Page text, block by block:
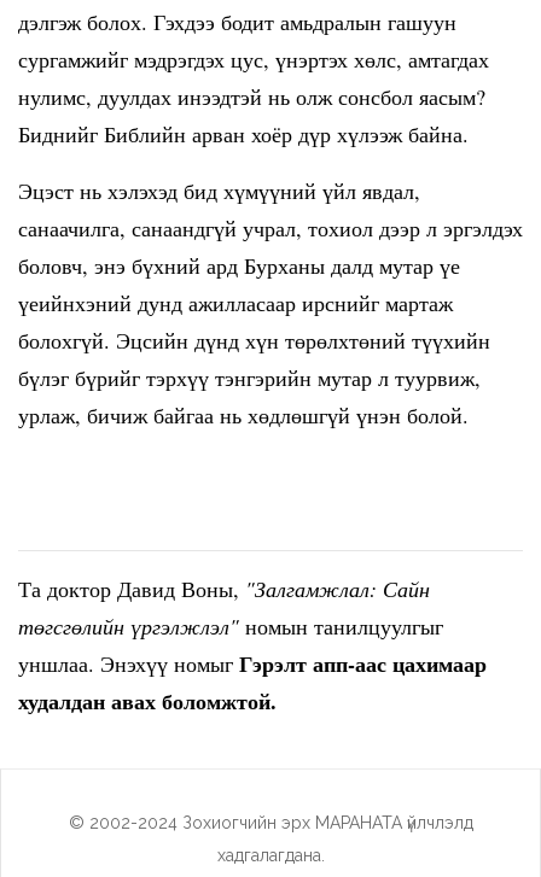
дэлгэж болох. Гэхдээ бодит амьдралын гашуун
сургамжийг мэдрэгдэх цус, үнэртэх хөлс, амтагдах
нулимс, дуулдах инээдтэй нь олж сонсбол яасым?
Биднийг Библийн арван хоёр дүр хүлээж байна.
Эцэст нь хэлэхэд бид хүмүүний үйл явдал,
санаачилга, санаандгүй учрал, тохиол дээр л эргэлдэх
боловч, энэ бүхний ард Бурханы далд мутар үе
үеийнхэний дунд ажилласаар ирснийг мартаж
болохгүй. Эцсийн дүнд хүн төрөлхтөний түүхийн
бүлэг бүрийг тэрхүү тэнгэрийн мутар л туурвиж,
урлаж, бичиж байгаа нь хөдлөшгүй үнэн болой.
Та доктор Давид Воны, "Залгамжлал: Сайн
төгсгөлийн үргэлжлэл" номын танилцуулгыг
уншлаа. Энэхүү номыг Гэрэлт апп-аас цахимаар
худалдан авах боломжтой.
© 2002-2024 Зохиогчийн эрх МАРАНАТА үйлчлэлд
хадгалагдана.